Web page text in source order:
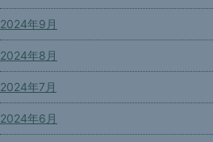
2024年9月
2024年8月
2024年7月
2024年6月